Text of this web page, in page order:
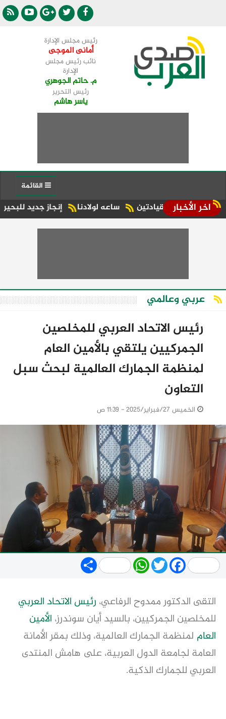
رئيس مجلس الإدارة
أمانى الموجى
نائب رئيس مجلس
الإدارة
م. حاتم الجوهري
رئيس التحرير
ياسر هاشم
اخر الأخبار إنجاز جديد للبحيرة.. شبراخيت وبدر ضمن أفضل 10 وحدات محلية على مستوى ساعه لولادنا القيادتين
عربي وعالمي
رئيس الاتحاد العربي للمخلصين
الجمركيين يلتقي بالأمين العام
لمنظمة الجمارك العالمية لبحث سبل
التعاون
الخميس 27/فبراير/2025 - 11:39 ص
Share WhatsApp
TwitterFacebook
التقى الدكتور ممدوح الرفاعي، رئيس الاتحاد العربي
للمخلصين الجمركيين، بالسيد أيان سوندرز، الأمين
العام لمنظمة الجمارك العالمية، وذلك بمقر الأمانة
العامة لجامعة الدول العربية، على هامش المنتدى
العربي للجمارك الذكية.